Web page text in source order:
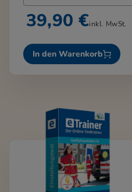
39,90 €inkl. MwSt.
In den Warenkorb